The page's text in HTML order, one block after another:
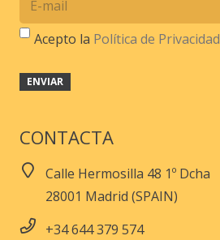
Acepto la Política de Privacidad
CONTACTA
Calle Hermosilla 48 1º Dcha
28001 Madrid (SPAIN)
+34 644 379 574